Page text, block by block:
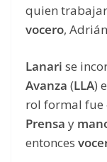
quien
vocero,
Lanari se
Avanza (LLA)
rol formal fue
Prensa y
entonces